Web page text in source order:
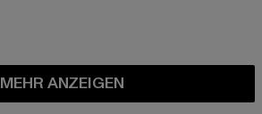
MEHR ANZEIGEN